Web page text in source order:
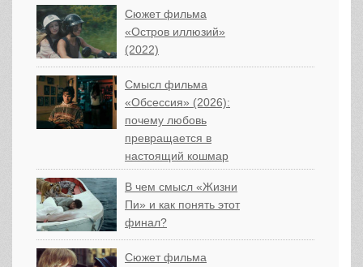
Сюжет фильма
«Остров иллюзий»
(2022)
Смысл фильма
«Обсессия» (2026):
почему любовь
превращается в
настоящий кошмар
В чем смысл «Жизни
Пи» и как понять этот
финал?
Сюжет фильма